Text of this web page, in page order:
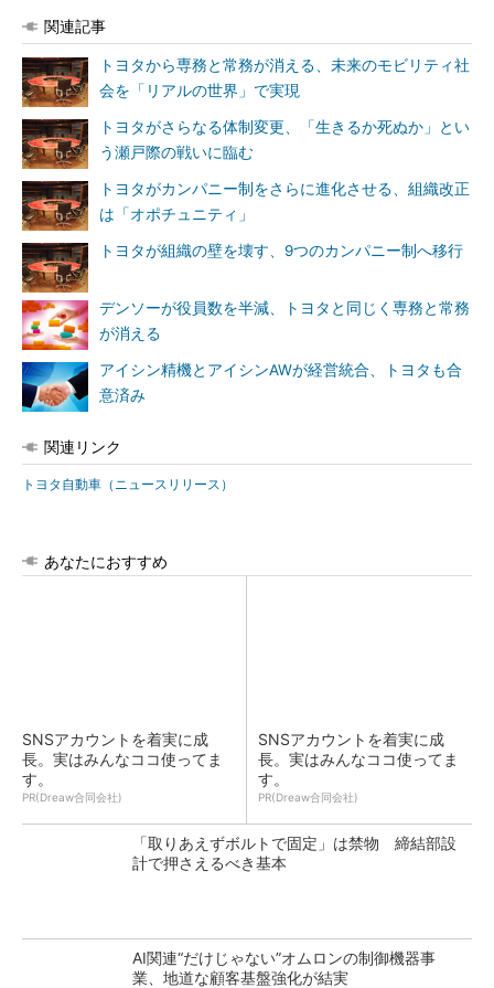
関連記事
トヨタから専務と常務が消える、未来のモビリティ社
会を「リアルの世界」で実現
トヨタがさらなる体制変更、「生きるか死ぬか」とい
う瀬戸際の戦いに臨む
トヨタがカンパニー制をさらに進化させる、組織改正
は「オポチュニティ」
トヨタが組織の壁を壊す、9つのカンパニー制へ移行
デンソーが役員数を半減、トヨタと同じく専務と常務
が消える
アイシン精機とアイシンAWが経営統合、トヨタも合
意済み
関連リンク
トヨタ自動車（ニュースリリース）
あなたにおすすめ
SNSアカウントを着実に成
長。実はみんなココ使ってま
す。
PR(Dreaw合同会社)
SNSアカウントを着実に成
長。実はみんなココ使ってま
す。
PR(Dreaw合同会社)
「取りあえずボルトで固定」は禁物 締結部設
計で押さえるべき基本
AI関連“だけじゃない”オムロンの制御機器事
業、地道な顧客基盤強化が結実